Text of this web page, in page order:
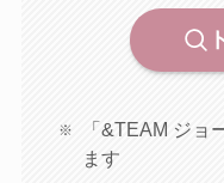
「&TEAM ジョ
ます